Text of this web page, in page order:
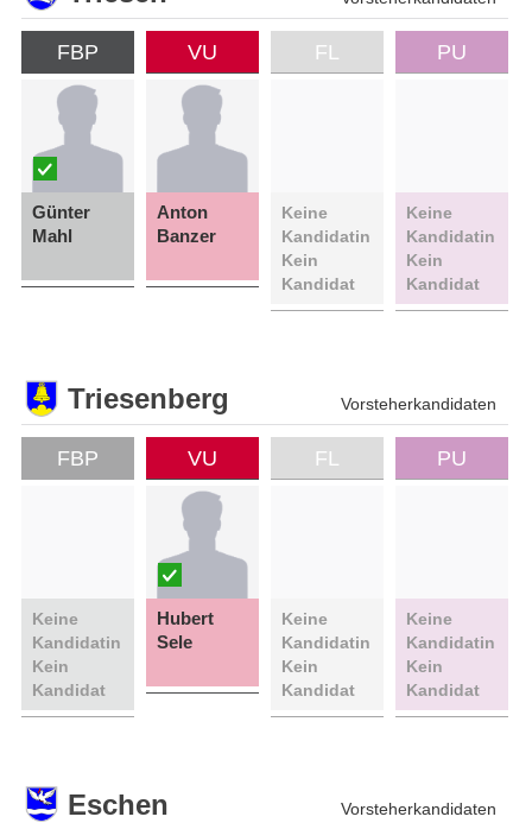
FBP
Günter
Mahl
VU
Anton
Banzer
FL
Keine
Kandidatin
Kein
Kandidat
PU
Keine
Kandidatin
Kein
Kandidat
Triesenberg Vorsteherkandidaten
FBP
Keine
Kandidatin
Kein
Kandidat
VU
Hubert
Sele
FL
Keine
Kandidatin
Kein
Kandidat
PU
Keine
Kandidatin
Kein
Kandidat
Eschen Vorsteherkandidaten